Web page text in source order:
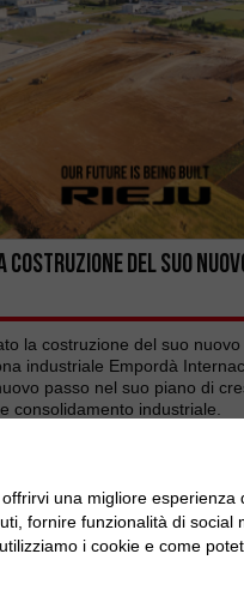
costruzione del suo
la costruzione del suo
industriale Empordà
passo nel suo piano di
consolidamento industriale.
una migliore esperienza
fornire funzionalità di social
i cookie e come